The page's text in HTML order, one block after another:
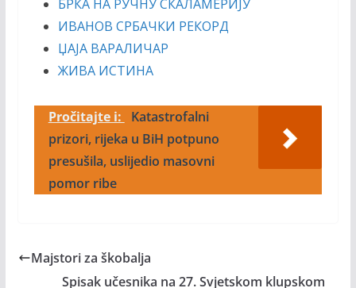
БРКА НА РУЧНУ СКАЛАМЕРИЈУ
ИВАНОВ СРБАЧКИ РЕКОРД
ЏАЈА ВАРАЛИЧАР
ЖИВА ИСТИНА
Pročitajte i:
Katastrofalni
prizori, rijeka u BiH potpuno
presušila, uslijedio masovni
pomor ribe
Majstori za škobalja
Spisak učesnika na 27. Svjetskom klupskom